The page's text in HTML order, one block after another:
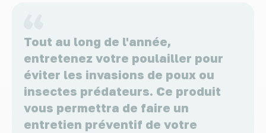
Tout au long de l'année,
entretenez votre poulailler pour
éviter les invasions de poux ou
insectes prédateurs. Ce produit
vous permettra de faire un
entretien préventif de votre